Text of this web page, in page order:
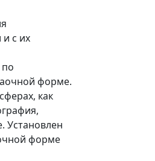
с их
форме.
как
Установлен
форме